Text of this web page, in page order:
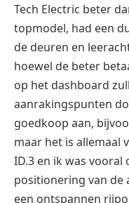
Tech Electric beter
topmodel, had een
de deuren en
hoewel de beter
op het dashboard
aanrakingspunten
goedkoop aan,
maar het is allemaal
ID.3 en ik was
positionering van
een ontspannen